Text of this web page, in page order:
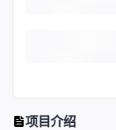
项目介绍